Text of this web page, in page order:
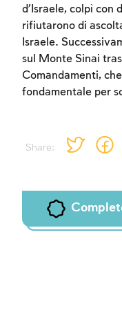
Share:
d’Israele, colpì con
rifiutarono di
Israele.
sul Monte Sinai
Comandamenti,
fondamentale per